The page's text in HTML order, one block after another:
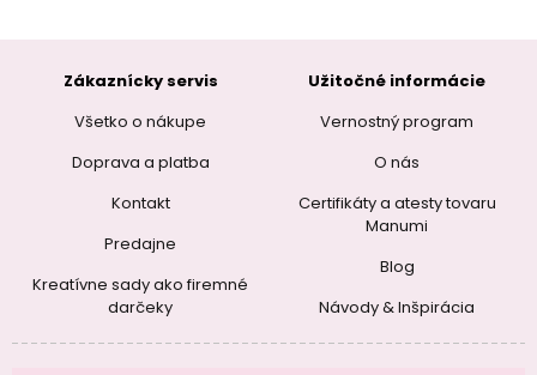
Zákaznícky servis
Všetko o nákupe
Doprava a platba
Kontakt
Predajne
Kreatívne sady ako firemné
darčeky
Užitočné informácie
Vernostný program
O nás
Certifikáty a atesty tovaru
Manumi
Blog
Návody & Inšpirácia